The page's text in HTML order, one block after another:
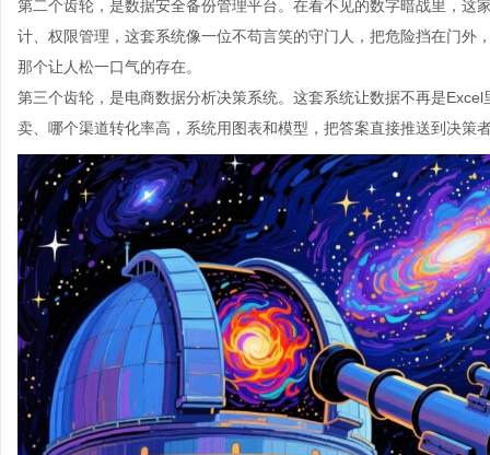
第二个齿轮，是数据安全备份管理平台。在看不见的数字暗战里，这
计、权限管理，这套系统像一位不苟言笑的守门人，把危险挡在门外
那个让人松一口气的存在。
第三个齿轮，是电商数据分析决策系统。这套系统让数据不再是
卖、哪个渠道转化率高，系统用图表和模型，把答案直接推送到决策